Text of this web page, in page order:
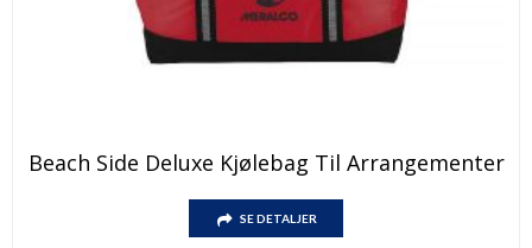
Dette
produktet
flere
varianter.
Beach Side Deluxe Kjølebag Til Arrangementer
Dette
produktet
SE DETALJER